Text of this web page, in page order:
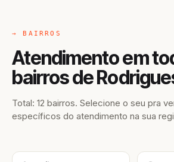
→ BAIRROS
Atendimento em
bairros de
Total: 12 bairros. Selecione o seu pra
específicos do atendimento na sua